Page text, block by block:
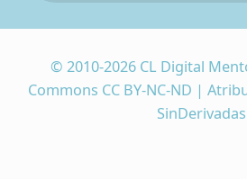
© 2010-2026 CL Digital
Commons CC BY-NC-ND |
SinDerivadas